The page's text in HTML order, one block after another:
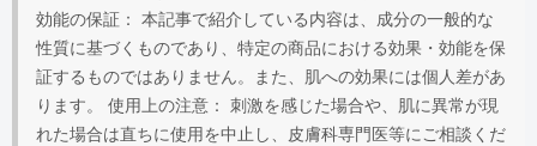
効能の保証： 本記事で紹介している内容は、成分の一般的な
性質に基づくものであり、特定の商品における効果・効能を保
証するものではありません。また、肌への効果には個人差があ
ります。 使用上の注意： 刺激を感じた場合や、肌に異常が現
れた場合は直ちに使用を中止し、皮膚科専門医等にご相談くだ